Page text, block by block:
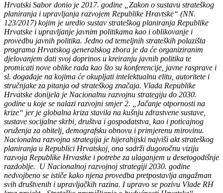
Hrvatski Sabor donio je 2017. godine „Zakon o sustavu strateškog
planiranja i upravljanja razvojem Republike Hravtske“ (NN.
123/2017) kojim je uredio sustav strateškog planiranja Republike
Hrvatske i upravljanje javnim politikama kao i oblikovanje i
provedbu javnih politika. Jedno od temeljnih strateških polazišta
programa Hrvatskog generalskog zbora je da će organiziranim
djelovanjem dati svoj doprinos u kreiranju javnih politika te
promicati nove oblike rada kao što su konferencije, javne rasprave i
sl. događaje na kojima će okupljati intelektualnu elitu, autoritete i
stručnjake za pitanja od strateškog značaja. Vlada Republike
Hrvatske donijela je Nacionalnu razvojnu strategiju do 2030.
godine u koje se nalazi razvojni smjer 2. „Jačanje otpornosti na
krize“ jer je globalna kriza stavila na kušnju zdrastvene sustave,
sustave socijalne skrbi, društva i gospodatstva, kao i poticajnog
oruženja za obitelj, demografsku obnovu i primjerenu mirovinu.
Nacionalna razvojna strategija je hijerahijski najviši akt strateškog
planiranja u Republici Hrvatskoj, ona sadrži dugoročnu viziju
razvoja Republike Hrvastke i potrebe za ulaganjem u desetogodišnje
razdoblje. U Nacionalnoj razvojnoj strategiji 2030. godine
nedvojbeno se ističe kako njena provedba pretpostavlja angažman
svih društvenih i upravljačkih razina. I upravo se pozivu Vlade RH